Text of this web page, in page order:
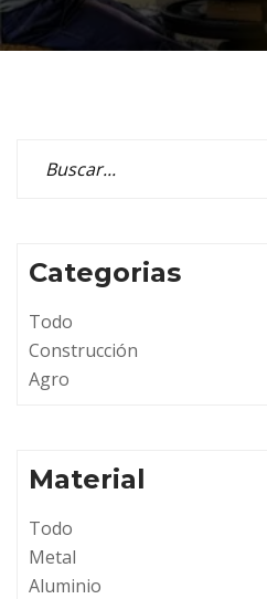
Categorias
Todo
Construcción
Agro
Material
Todo
Metal
Aluminio